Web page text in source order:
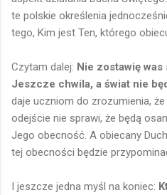
te polskie określenia
tego, Kim jest Ten, którego
Czytam dalej: Nie zostawię
Jeszcze chwila, a świat nie
daje uczniom do zrozumienia,
odejście nie sprawi, że będą
Jego obecność. A obiecany
tej obecności będzie
I jeszcze jedna myśl na koniec: